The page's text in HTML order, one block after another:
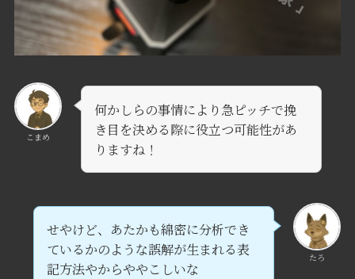
こまめ
何かしらの事情により急ピッチで挽
き目を決める際に役立つ可能性があ
りますね！
たろ
せやけど、あたかも綿密に分析でき
ているかのような誤解が生まれる表
記方法やからややこしいな